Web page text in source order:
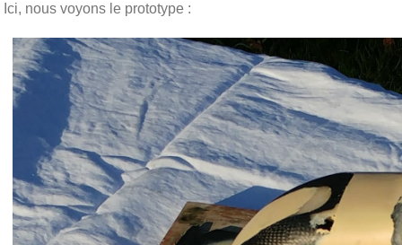
Ici, nous voyons le prototype :